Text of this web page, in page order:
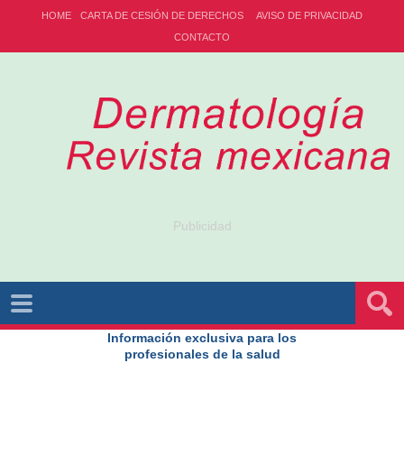
HOME CARTA DE CESIÓN DE DERECHOS
AVISO DE PRIVACIDAD
CONTACTO
Publicidad
Información exclusiva para los
profesionales de la salud